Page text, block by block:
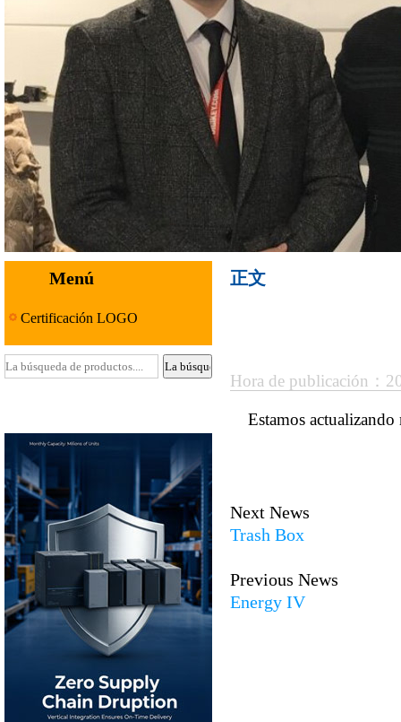
Menú
Certificación LOGO
正文
Hora de publicación
Estamos actualizando
Next News
Trash Box
Previous News
Energy IV